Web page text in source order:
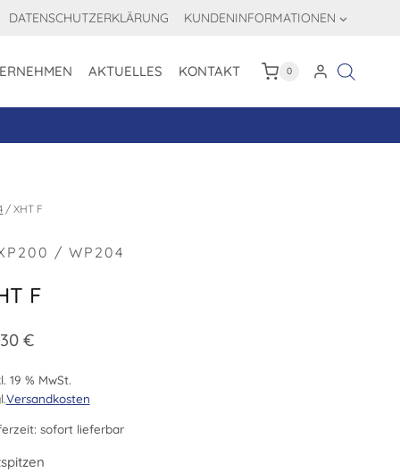
DATENSCHUTZERKLÄRUNG KUNDENINFORMATIONEN
AKTUELLES KONTAKT 0
/ XHT F
/ WP204
F
€
19 % MwSt.
Versandkosten
sofort lieferbar